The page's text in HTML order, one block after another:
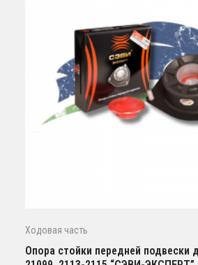
Ходовая часть
Опора стойки передней подвески